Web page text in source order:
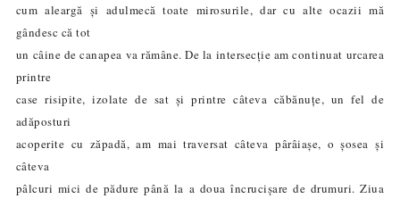
cum aleargă și adulmecă toate mirosurile, dar cu alte ocazii mă
gândesc că tot
un câine de canapea va rămâne. De la intersecție am continuat urcarea
printre
case risipite, izolate de sat și printre câteva căbănuțe, un fel de
adăposturi
acoperite cu zăpadă, am mai traversat câteva pârâiașe, o șosea și
câteva
pâlcuri mici de pădure până la a doua încrucișare de drumuri. Ziua